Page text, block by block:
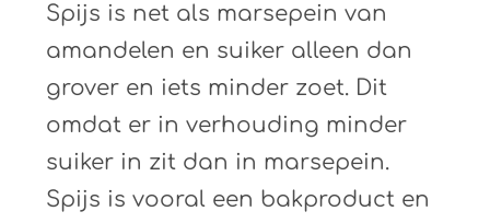
Spijs is net als marsepein van
amandelen en suiker alleen dan
grover en iets minder zoet. Dit
omdat er in verhouding minder
suiker in zit dan in marsepein.
Spijs is vooral een bakproduct en